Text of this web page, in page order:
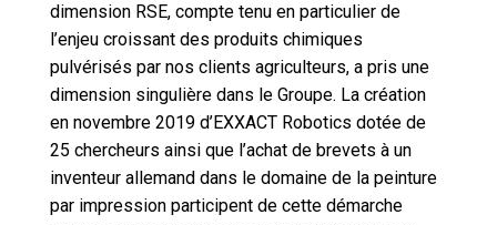
dimension RSE, compte tenu en particulier de
l’enjeu croissant des produits chimiques
pulvérisés par nos clients agriculteurs, a pris une
dimension singulière dans le Groupe. La création
en novembre 2019 d’EXXACT Robotics dotée de
25 chercheurs ainsi que l’achat de brevets à un
inventeur allemand dans le domaine de la peinture
par impression participent de cette démarche